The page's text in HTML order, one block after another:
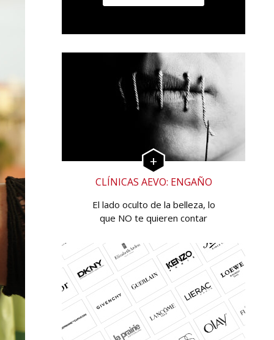
CLÍNICAS AEVO: ENGAÑO
El lado oculto de la belleza, lo
que NO te quieren contar